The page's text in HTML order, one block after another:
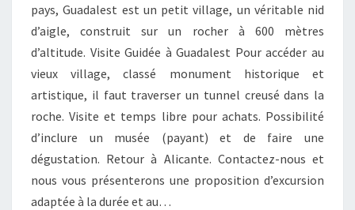
pays, Guadalest est un petit village, un véritable nid
d’aigle, construit sur un rocher à 600 mètres
d’altitude. Visite Guidée à Guadalest Pour accéder au
vieux village, classé monument historique et
artistique, il faut traverser un tunnel creusé dans la
roche. Visite et temps libre pour achats. Possibilité
d’inclure un musée (payant) et de faire une
dégustation. Retour à Alicante. Contactez-nous et
nous vous présenterons une proposition d’excursion
adaptée à la durée et au…